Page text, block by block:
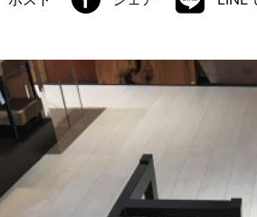
の一枚板テーブル
の一枚板×異素材
グチェア